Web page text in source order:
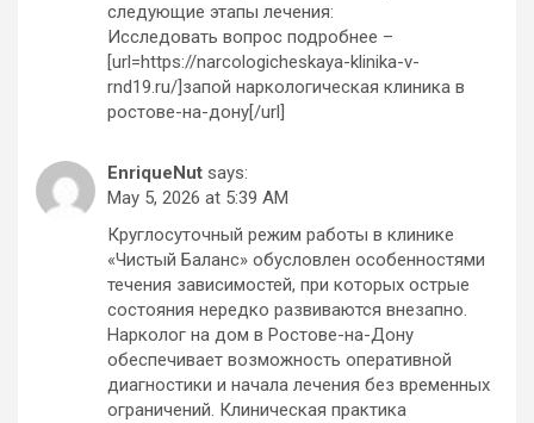
следующие этапы лечения:
Исследовать вопрос подробнее –
[url=https://narcologicheskaya-klinika-v-
rnd19.ru/]запой наркологическая клиника в
ростове-на-дону[/url]
EnriqueNut says:
May 5, 2026 at 5:39 AM
Круглосуточный режим работы в клинике
«Чистый Баланс» обусловлен особенностями
течения зависимостей, при которых острые
состояния нередко развиваются внезапно.
Нарколог на дом в Ростове-на-Дону
обеспечивает возможность оперативной
диагностики и начала лечения без временных
ограничений. Клиническая практика